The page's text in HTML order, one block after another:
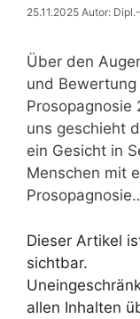
25.11.2025 Autor:
Über den
und
Prosopagnosie
uns geschieht
ein Gesicht in
Menschen mit
Dieser Artikel
sichtbar.
allen Inhalten